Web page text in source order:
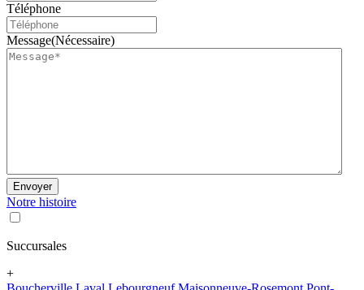
Téléphone
Message(Nécessaire)
Envoyer
Notre histoire
Succursales
+